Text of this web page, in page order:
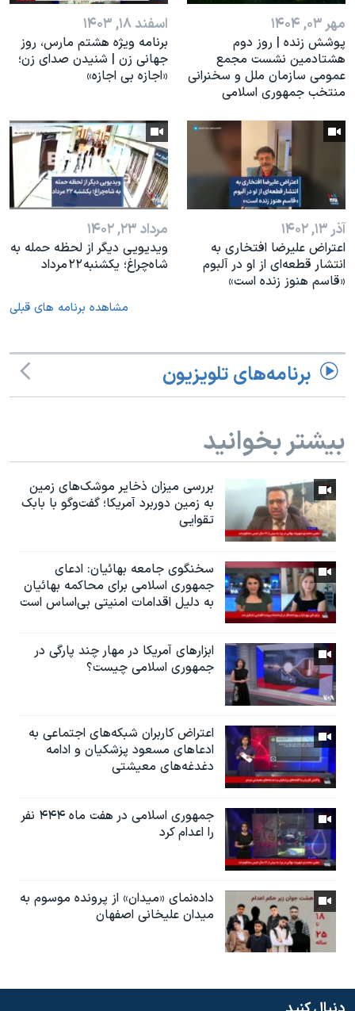
مهر ۰۳, ۱۴۰۴
پوشش زنده | روز دوم
هشتادمین نشست مجمع
عمومی سازمان ملل و سخنرانی
منتخب جمهوری اسلامی
اسفند ۱۸, ۱۴۰۳
برنامه ویژه هشتم مارس، روز
جهانی زن | شنیدن صدای زن؛
«اجازه بی اجازه»
آذر ۱۳, ۱۴۰۲
اعتراض علیرضا افتخاری به
انتشار قطعه‌ای از او در آلبوم
«قاسم هنوز زنده است»
مرداد ۲۳, ۱۴۰۲
ویدیویی دیگر از لحظه حمله به
شاه‌چراغ؛ یکشنبه ۲۲ مرداد
مشاهده برنامه های قبلی
برنامه‌های تلویزیون
بیشتر بخوانید
بررسی میزان ذخایر موشک‌های زمین
به زمین دوربرد آمریکا؛ گفت‌وگو با بابک
تقوایی
سخنگوی جامعه بهائیان: ادعای
جمهوری اسلامی برای محاکمه بهائیان
به دلیل اقدامات امنیتی بی‌اساس است
ابزارهای آمریکا در مهار چند پارگی در
جمهوری اسلامی چیست؟
اعتراض کاربران شبکه‌های اجتماعی به
ادعاهای مسعود پزشکیان و ادامه
دغدغه‌های معیشتی
جمهوری اسلامی در هفت ماه ۴۴۴ نفر
را اعدام کرد
داده‌نمای «میدان» از پرونده موسوم به
میدان علیخانی اصفهان